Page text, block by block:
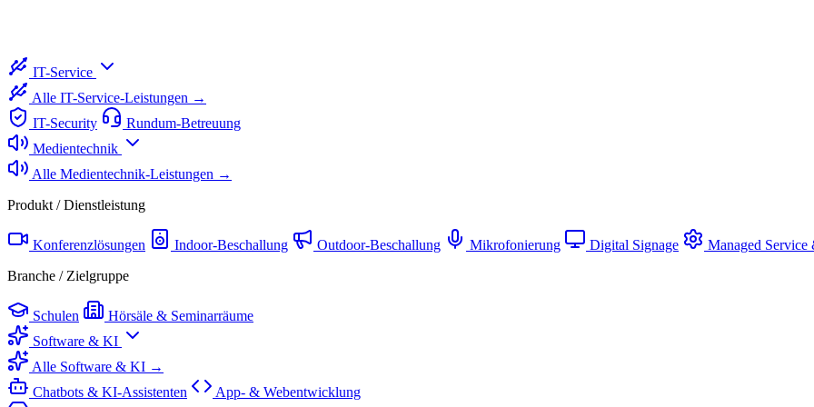
IT-Service
Alle IT-Service-Leistungen →
IT-Security
Rundum-Betreuung
Medientechnik
Alle Medientechnik-Leistungen →
Produkt / Dienstleistung
Konferenzlösungen Indoor-Beschallung Outdoor-Beschallung Mikrofonierung Digital Signage
Managed Service
Branche / Zielgruppe
Schulen
Hörsäle & Seminarräume
Software & KI
Alle Software & KI →
Chatbots & KI-Assistenten
App- & Webentwicklung